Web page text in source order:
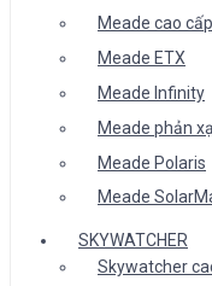
Meade cao cấp
Meade ETX
Meade Infinity
Meade phản
Meade Polaris
Meade
SKYWATCHER
Skywatcher